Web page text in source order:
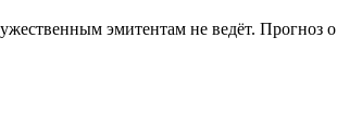
эмитентам не ведёт. Прогноз